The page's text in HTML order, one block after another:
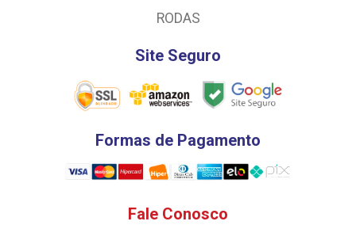
RODAS
Site Seguro
Formas de Pagamento
Fale Conosco